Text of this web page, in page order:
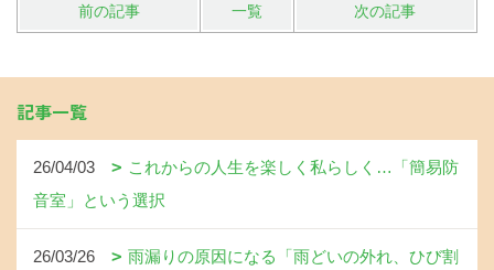
前の記事 一覧 次の記事
記事一覧
26/04/03
これからの人生を楽しく私らしく…「簡易防
音室」という選択
26/03/26
雨漏りの原因になる「雨どいの外れ、ひび割